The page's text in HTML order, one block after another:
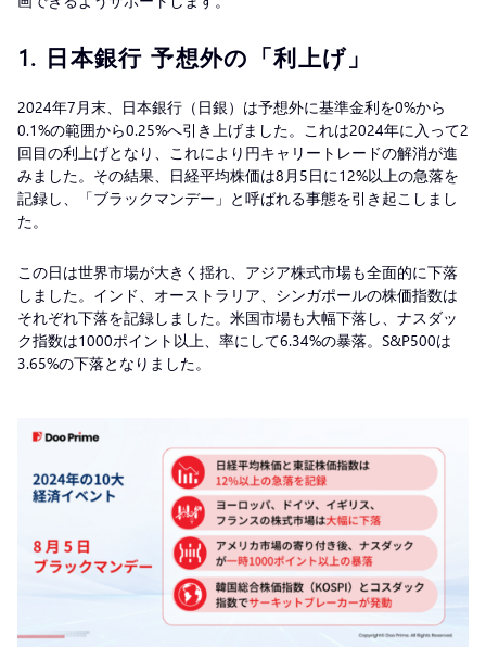
1. 日本銀行 予想外の「利上げ」
2024年7月末、日本銀行（日銀）は予想外に基準金利を0%から
0.1%の範囲から0.25%へ引き上げました。これは2024年に入って2
回目の利上げとなり、これにより円キャリートレードの解消が進
みました。その結果、日経平均株価は8月5日に12%以上の急落を
記録し、「ブラックマンデー」と呼ばれる事態を引き起こしまし
た。
この日は世界市場が大きく揺れ、アジア株式市場も全面的に下落
しました。インド、オーストラリア、シンガポールの株価指数は
それぞれ下落を記録しました。米国市場も大幅下落し、ナスダッ
ク指数は1000ポイント以上、率にして6.34%の暴落。S&P500は
3.65%の下落となりました。